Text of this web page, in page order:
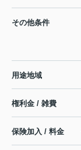
その他条件
用途地域
権利金 / 雑費
保険加入 / 料金